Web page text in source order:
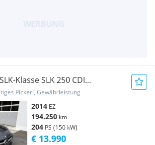
Klasse SLK 250 CDI
Aut.
Pickerl, Gewährleistung
2014 EZ
194.250 km
204 PS (150 kW)
€ 13.990